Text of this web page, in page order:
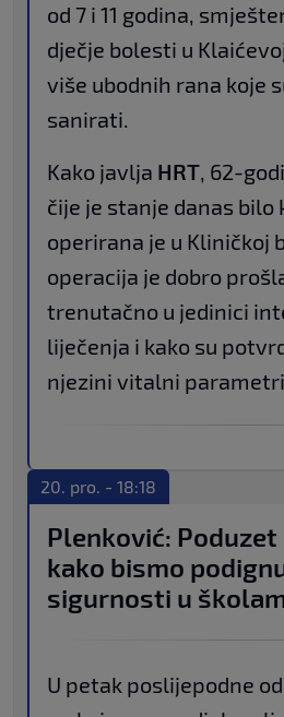
od 7 i 11 godina,
dječje bolesti u
više ubodnih rana koje
sanirati.
Kako javlja HRT, 62-
čije je stanje danas bilo
operirana je u Kliničkoj
operacija je dobro
trenutačno u jedinici
liječenja i kako su
njezini vitalni
20. pro. - 18:18
Plenković:
kako bismo
sigurnosti u
U petak poslijepodne